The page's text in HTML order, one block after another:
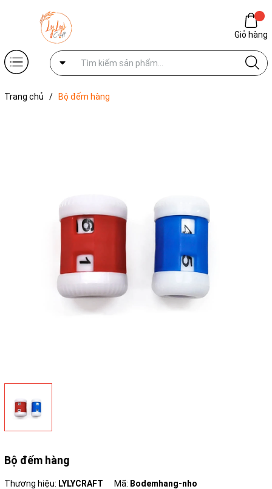
Giỏ hàng
Trang chủ / Bộ đếm hàng
Bộ đếm hàng
Thương hiệu: LYLYCRAFT Mã: Bodemhang-nho